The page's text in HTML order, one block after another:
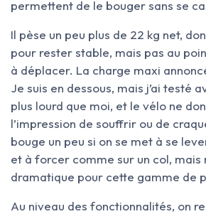
permettent de le bouger sans se
Il pèse un peu plus de 22 kg net,
pour rester stable, mais pas au
à déplacer. La charge maxi
Je suis en dessous, mais j’ai testé
plus lourd que moi, et le vélo ne
l’impression de souffrir ou de
bouge un peu si on se met à se
et à forcer comme sur un col, mais
dramatique pour cette gamme de
Au niveau des fonctionnalités, on